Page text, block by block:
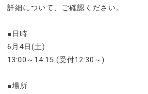
詳細について、ご確認ください。
■日時
6月4日(土)
13:00～14:15 (受付12:30～)
■場所